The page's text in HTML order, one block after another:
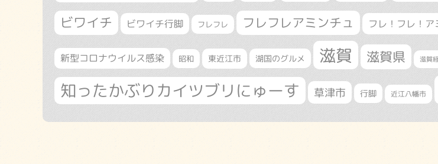
ビワイチ ビワイチ行脚 フレフレ フレフレアミンチュ フレ！フレ！ア
新型コロナウイルス感染 昭和 東近江市 湖国のグルメ 滋賀 滋賀県 滋賀
知ったかぶりカイツブリにゅーす 草津市 行脚 近江八幡市